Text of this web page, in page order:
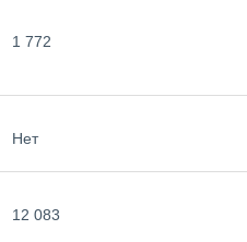
1 772
Нет
12 083